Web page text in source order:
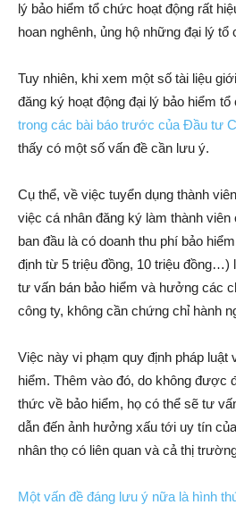
lý bảo hiểm tổ chức hoạt động rất
hoan nghênh, ủng hộ những đại lý tổ
Tuy nhiên, khi xem một số tài liệu
đăng ký hoạt động đại lý bảo hiểm
trong các bài báo trước của Đầu tư
thấy có một số vấn đề cần lưu ý.
Cụ thể, về việc tuyển dụng thành
việc cá nhân đăng ký làm thành
ban đầu là có doanh thu phí bảo
định từ 5 triệu đồng, 10 triệu đồng…)
tư vấn bán bảo hiểm và hưởng các
công ty, không cần chứng chỉ hành
Việc này vi phạm quy định pháp luật
hiểm. Thêm vào đó, do không được
thức về bảo hiểm, họ có thể sẽ tư
dẫn đến ảnh hưởng xấu tới uy tín
nhân thọ có liên quan và cả thị
Một vấn đề đáng lưu ý nữa là hình